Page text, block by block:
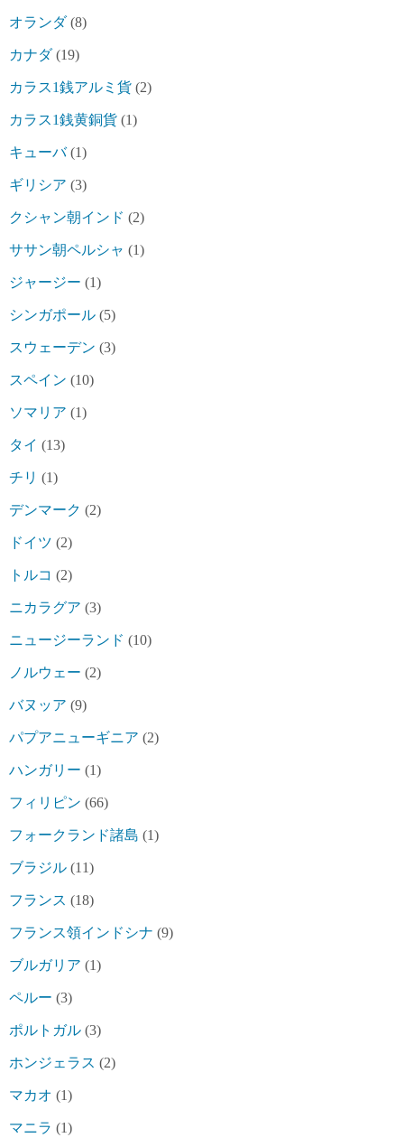
オランダ(8)
カナダ(19)
カラス1銭アルミ貨 (2)
カラス1銭黄銅貨 (1)
キューバ(1)
ギリシア (3)
クシャン朝インド (2)
ササン朝ペルシャ (1)
ジャージー (1)
シンガポール (5)
スウェーデン (3)
スペイン (10)
ソマリア (1)
タイ (13)
チリ (1)
デンマーク (2)
ドイツ (2)
トルコ (2)
ニカラグア (3)
ニュージーランド (10)
ノルウェー (2)
バヌッア (9)
パプアニューギニア (2)
ハンガリー (1)
フィリピン (66)
フォークランド諸島 (1)
ブラジル (11)
フランス (18)
フランス領インドシナ (9)
ブルガリア (1)
ペルー (3)
ポルトガル (3)
ホンジェラス (2)
マカオ (1)
マニラ (1)